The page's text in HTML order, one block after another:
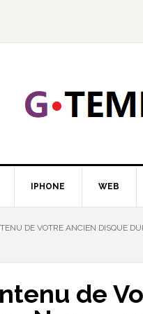
IPHONE WEB
DE VOTRE ANCIEN DISQUE
de